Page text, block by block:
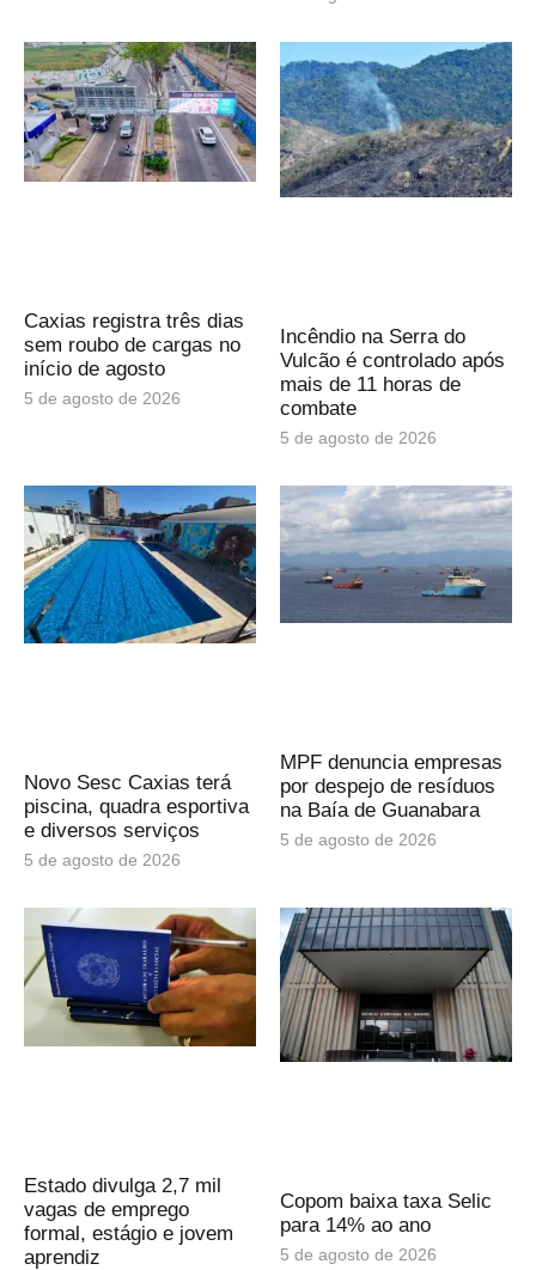
Caxias registra três dias
sem roubo de cargas no
início de agosto
5 de agosto de 2026
Incêndio na Serra do
Vulcão é controlado após
mais de 11 horas de
combate
5 de agosto de 2026
Novo Sesc Caxias terá
piscina, quadra esportiva
e diversos serviços
5 de agosto de 2026
MPF denuncia empresas
por despejo de resíduos
na Baía de Guanabara
5 de agosto de 2026
Estado divulga 2,7 mil
vagas de emprego
formal, estágio e jovem
aprendiz
Copom baixa taxa Selic
para 14% ao ano
5 de agosto de 2026